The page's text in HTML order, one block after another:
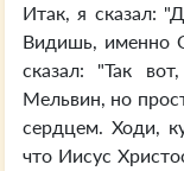
Итак, я сказал:
Видишь, именно
сказал: "Так
Мельвин, но
сердцем. Ходи,
что Иисус